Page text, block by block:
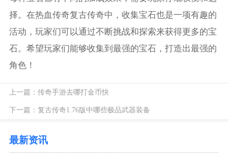
择。在热血传奇复古传奇中，收集宝石也是一项有趣的
活动，玩家们可以通过不断挑战和探索来获得更多的宝
石。希望玩家们能够收集到最强的宝石，打造出最强的
角色！
上一篇： 传奇手游去哪打金币快
下一篇： 复古传奇1.76版中哪些极品武器装备
最新资讯